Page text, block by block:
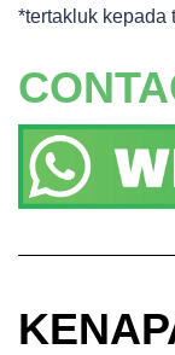
*tertakluk kepada